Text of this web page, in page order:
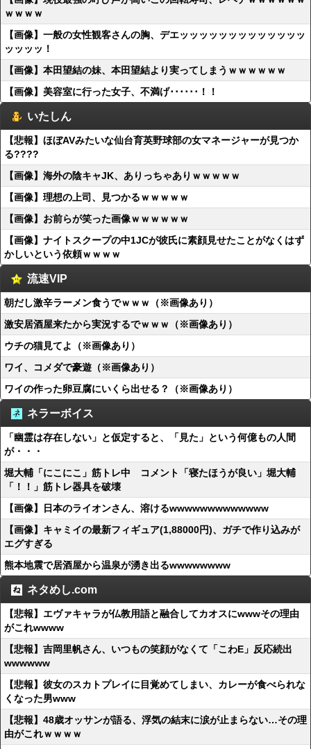
ｗｗｗｗ
【画像】一般の女性観客さんの胸、デエッッッッッッッッッッッッッ
ッッッッ！
【画像】本田望結の妹、本田望結より実ってしまうｗｗｗｗｗｗ
【画像】美容室に行った女子、不満げ･･････！！
いたしん
【悲報】ほぼAVみたいな仙台育英野球部の女マネージャーが見つか
る????
【画像】海外の陰キャJK、ありっちゃありｗｗｗｗｗ
【画像】理想の上司、見つかるｗｗｗｗｗ
【画像】お前らが笑った画像ｗｗｗｗｗｗ
【画像】ナイトスクープの中1JCが彼氏に素顔見せたことがなくはず
かしいという依頼ｗｗｗｗ
流速VIP
朝だし激辛ラーメン食うでｗｗｗ（※画像あり）
激安居酒屋来たから実況するでｗｗｗ（※画像あり）
ウチの猫見てよ（※画像あり）
ワイ、コメダで豪遊（※画像あり）
ワイの作った卵豆腐にいくら出せる？（※画像あり）
ネラーボイス
「幽霊は存在しない」と仮定すると、「見た」という何億もの人間
が・・・
堀大輔「にこにこ」筋トレ中 コメント「寝たほうが良い」堀大輔
「！！」筋トレ器具を破壊
【画像】日本のライオンさん、溶けるwwwwwwwwwwwww
【画像】キャミイの最新フィギュア(1,88000円)、ガチで作り込みが
エグすぎる
熊本地震で居酒屋から温泉が湧き出るwwwwwwww
ネタめし.com
【悲報】エヴァキャラが仏教用語と融合してカオスにwwwその理由
がこれwwww
【悲報】吉岡里帆さん、いつもの笑顔がなくて「こわE」反応続出
wwwwww
【悲報】彼女のスカトプレイに目覚めてしまい、カレーが食べられな
くなった男www
【悲報】48歳オッサンが語る、浮気の結末に涙が止まらない…その理
由がこれｗｗｗｗ